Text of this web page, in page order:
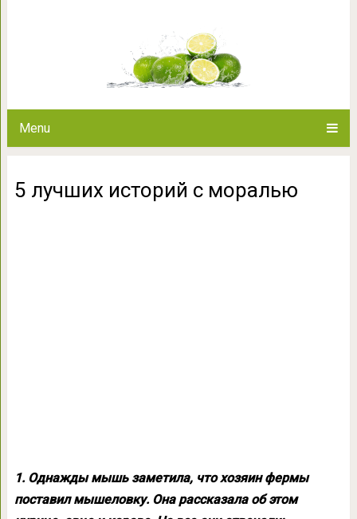
Menu
5 лучших историй с моралью
1. Однажды мышь заметила, что хозяин фермы
поставил мышеловку. Она рассказала об этом